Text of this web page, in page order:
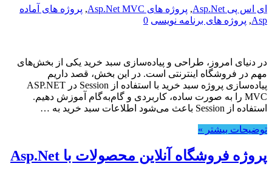
ای اس پی Asp.Net , پروژه های Asp.Net MVC , پروژه های آماده
Asp
, پروژه های برنامه نویسی 0
در دنیای امروز، طراحی و پیاده‌سازی سبد خرید یکی از بخش‌های
مهم در فروشگاه اینترنتی است. در این بخش، قصد داریم
پیاده‌سازی پروژه سبد خرید با استفاده از Session در ASP.NET
MVC را به صورت ساده، کاربردی و گام‌به‌گام آموزش دهیم.
استفاده از Session باعث می‌شود اطلاعات سبد خرید به …
توضیحات بیشتر »
پروژه فروشگاه آنلاین محصولات با Asp.Net